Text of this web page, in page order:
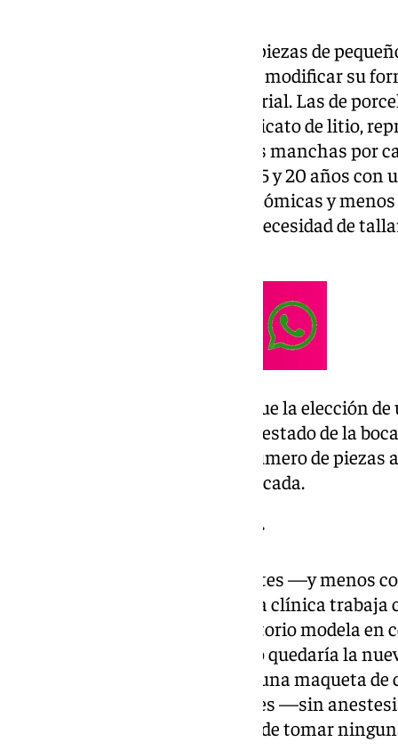
Las carillas dentales son unas piezas de
parte visible de los dientes para modificar su
tipos principales según el material. Las de
de alta resistencia como el disilicato de litio,
del esmalte natural, resisten las manchas por
durabilidad estimada de entre 15 y 20 años
Las de composite son más económicas y
sola sesión, generalmente sin necesidad de
Desde Dental Bell insisten en que la elección
únicamente del precio, sino del estado de la
corrección que se busca y del número de
sobre entre 8 y 10 dientes por arcada.
El proceso antes de empezar
Una de las fases más importantes —y menos
antes de tocar ningún diente. La clínica
encerado diagnóstico: el laboratorio modela en
la dentadura del paciente, cómo quedaría la
modelo se fabrica un mock-up, una maqueta
temporalmente sobre los dientes —sin
paciente vea el resultado antes de tomar